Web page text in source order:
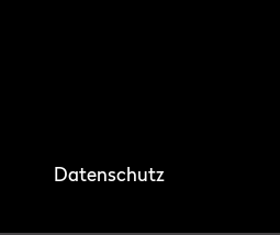
Datenschutz